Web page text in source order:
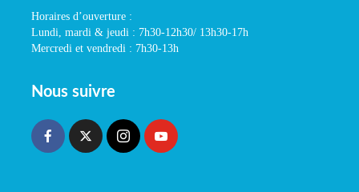
Horaires d’ouverture :
Lundi, mardi & jeudi : 7h30-12h30/ 13h30-17h
Mercredi et vendredi : 7h30-13h
Nous suivre